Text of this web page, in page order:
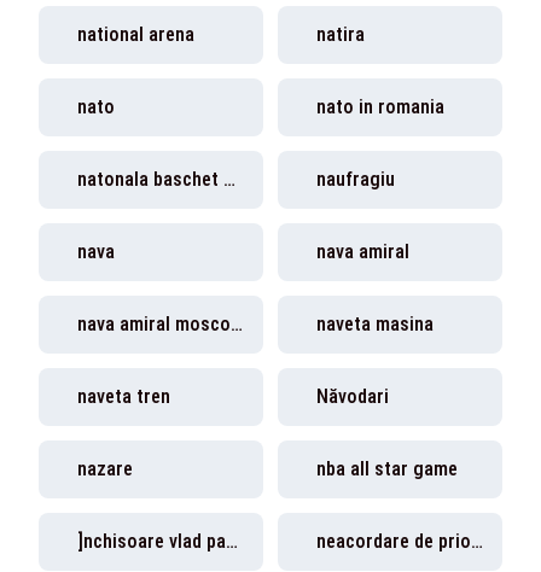
national arena natira
nato nato in romania
natonala baschet 3x3 naufragiu
nava nava amiral
nava amiral moscova naveta masina
naveta tren Năvodari
nazare nba all star game
]nchisoare vlad pascu neacordare de prioritate